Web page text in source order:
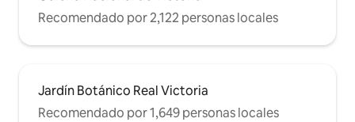
Recomendado por 2,122 personas locales
Jardín Botánico Real Victoria
Recomendado por 1,649 personas locales